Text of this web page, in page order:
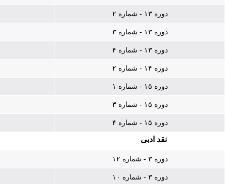
دوره ۱۳ - شماره ۲
دوره ۱۳ - شماره ۳
دوره ۱۳ - شماره ۴
دوره ۱۴ - شماره ۲
دوره ۱۵ - شماره ۱
دوره ۱۵ - شماره ۳
دوره ۱۵ - شماره ۴
نقد ادبی
دوره ۳ - شماره ۱۲
دوره ۳ - شماره ۱۰